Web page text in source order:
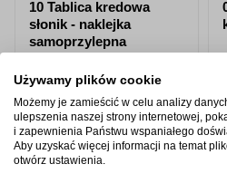
10 Tablica kredowa
słonik - naklejka
samoprzylepna
Zobacz produkt
Używamy plików cookie
Możemy je zamieścić w celu analizy
ulepszenia naszej strony internetowej,
i zapewnienia Państwu wspaniałego
Aby uzyskać więcej informacji na temat
otwórz ustawienia.